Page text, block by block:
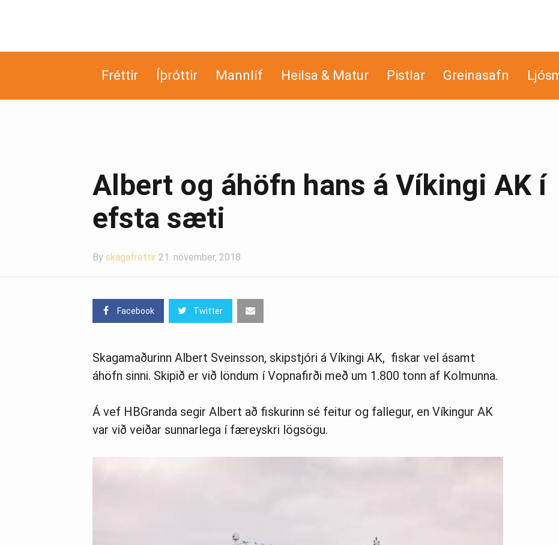
Fréttir Íþróttir Mannlíf Heilsa & Matur Pistlar Greinasafn
Albert og áhöfn hans á Víkingi AK í
efsta sæti
By skagafrettir 21. nóvember, 2018
Facebook Twitter
Skagamaðurinn Albert Sveinsson, skipstjóri á Víkingi AK, fiskar vel ásamt
áhöfn sinni. Skipið er við löndum í Vopnafirði með um 1.800 tonn af Kolmunna.
Á vef HBGranda segir Albert að fiskurinn sé feitur og fallegur, en Víkingur AK
var við veiðar sunnarlega í færeyskri lögsögu.